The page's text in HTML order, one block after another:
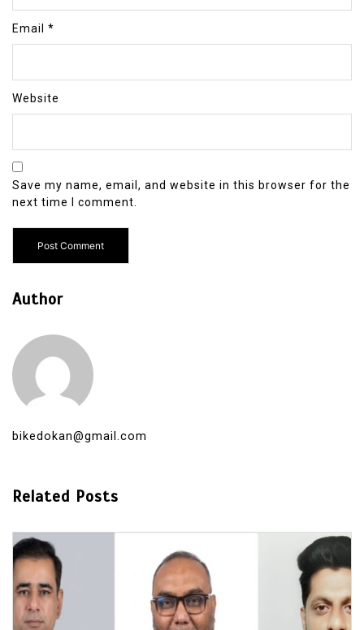
Email *
Website
Save my name, email, and website in this browser for the
next time I comment.
Author
bikedokan@gmail.com
Related Posts